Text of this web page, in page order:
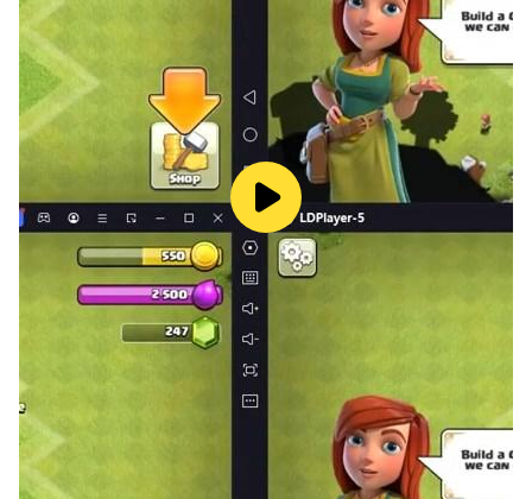
다.
🩸 🧨 Challenge
끝없이 이어지는 스테이지와 던전, 그리고 강력한 월드 보
스.
전투와 성장의 반복 속에서
꾸준한 도전을 이어가 보세요.
🩸 🌙 Awaken
달빛 아래에서 각성하는 소녀들의 힘.
스킬과 능력치를 강화하고,
각성한 소녀들의 진정한 모습을 확인하세요.